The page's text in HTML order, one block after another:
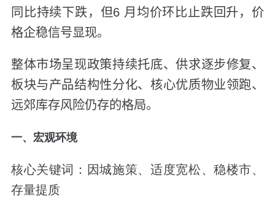
同比持续下跌，但6 月均价环比止跌回升，价
格企稳信号显现。
整体市场呈现政策持续托底、供求逐步修复、
板块与产品结构性分化、核心优质物业领跑、
远郊库存风险仍存的格局。
一、宏观环境
核心关键词：因城施策、适度宽松、稳楼市、
存量提质